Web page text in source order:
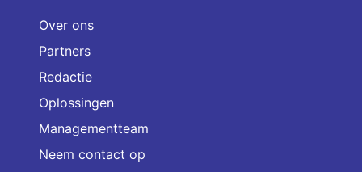
Over ons
Partners
Redactie
Oplossingen
Managementteam
Neem contact op